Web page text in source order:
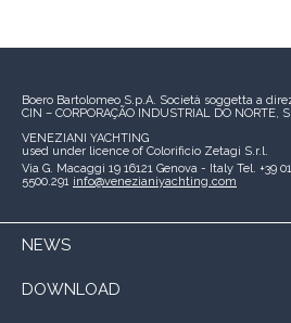
Boero Bartolomeo S.p.A. Società soggetta a
CIN – CORPORAÇÃO INDUSTRIAL DO NORTE,
VENEZIANI YACHTING
used under licence of Colorificio Zetagi S.r.l.
Via G. Macaggi 19 16121 Genova - Italy Tel. +39
5500.291 info@venezianiyachting.com
NEWS
DOWNLOAD